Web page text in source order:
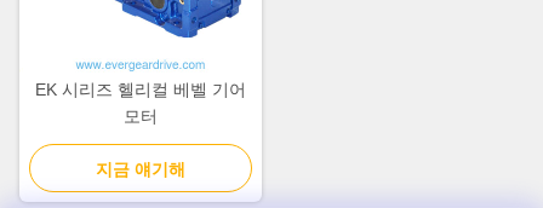
EK 시리즈 헬리컬 베벨 기어
모터
지금 얘기해